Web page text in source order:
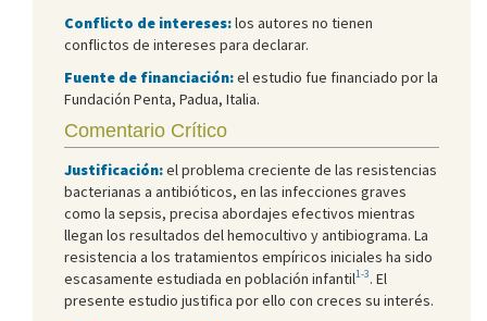
Conflicto de intereses:los autores no tienen
conflictos de intereses para declarar.
Fuente de financiación:el estudio fue financiado por la
Fundación Penta, Padua, Italia.
Comentario Crítico
Justificación:el problema creciente de las resistencias
bacterianas a antibióticos, en las infecciones graves
como la sepsis, precisa abordajes efectivos mientras
llegan los resultados del hemocultivo y antibiograma. La
resistencia a los tratamientos empíricos iniciales ha sido
escasamente estudiada en población infantil1-3. El
presente estudio justifica por ello con creces su interés.